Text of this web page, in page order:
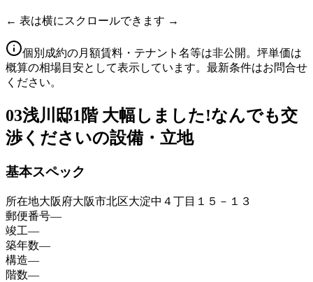
← 表は横にスクロールできます →
個別成約の月額賃料・テナント名等は非公開。坪単価は
概算の相場目安として表示しています。最新条件はお問合せ
ください。
03浅川邸1階 大幅しました!なんでも交
渉くださいの設備・立地
基本スペック
所在地大阪府大阪市北区大淀中４丁目１５－１３
郵便番号—
竣工—
築年数—
構造—
階数—